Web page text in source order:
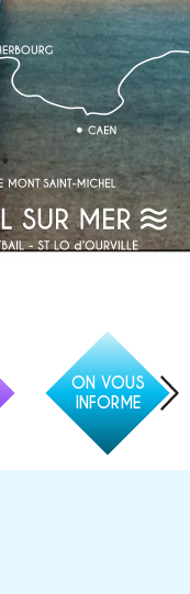
ON VOUS
INFORME